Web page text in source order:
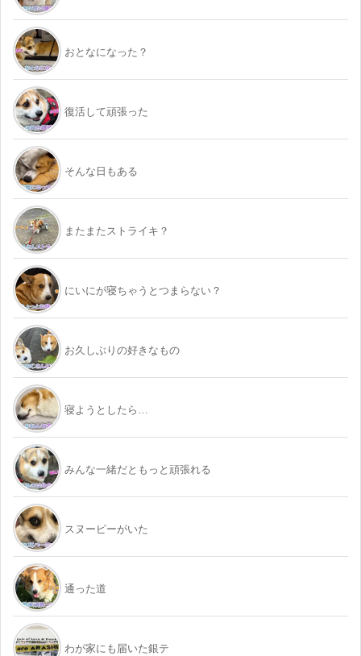
おとなになった？
復活して頑張った
そんな日もある
またまたストライキ？
にいにが寝ちゃうとつまらない？
お久しぶりの好きなもの
寝ようとしたら…
みんな一緒だともっと頑張れる
スヌーピーがいた
通った道
わが家にも届いた銀テ